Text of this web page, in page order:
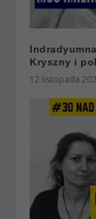
Kryszny i
12 listopada